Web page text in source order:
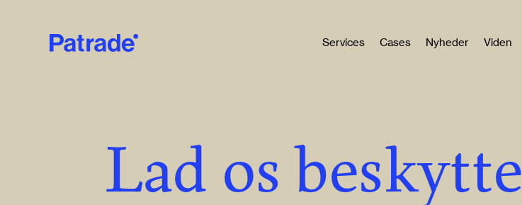
Services Cases Nyheder Viden
Lad os beskytte